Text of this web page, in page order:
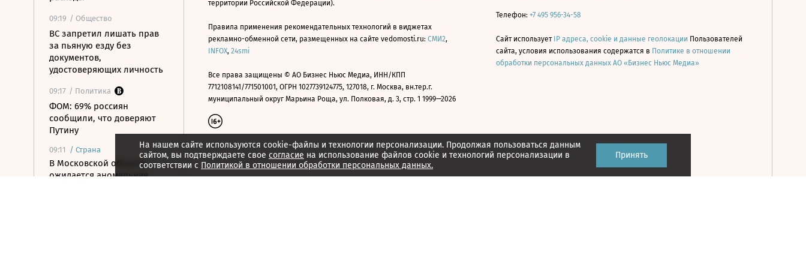
09:19 / Общество
ВС запретил лишать прав
за пьяную езду без
документов,
удостоверяющих личность
09:17 / Политика
ФОМ: 69% россиян
сообщили, что доверяют
Путину
09:11 / Страна
В Московской области
ожидается аномальная
На нашем сайте используются cookie-файлы и технологии персонализации. Продолжая пользоваться данным
сайтом, вы подтверждаете свое согласие на использование файлов cookie и технологий персонализации в
соответствии с Политикой в отношении обработки персональных данных.
Принять
территории Российской Федерации).
Правила применения рекомендательных технологий в виджетах
рекламно-обменной сети, размещенных на сайте vedomosti.ru: СМИ2,
INFOX, 24smi
Все права защищены © АО Бизнес Ньюс Медиа, ИНН/КПП
7712108141/771501001, ОГРН 1027739124775, 127018, г. Москва, вн.тер.г.
муниципальный округ Марьина Роща, ул. Полковая, д. 3, стр. 1 1999—2026
Телефон: +7 495 956-34-58
Сайт использует IP адреса, cookie и данные геолокации Пользователей
сайта, условия использования содержатся в Политике в отношении
обработки персональных данных АО «Бизнес Ньюс Медиа»